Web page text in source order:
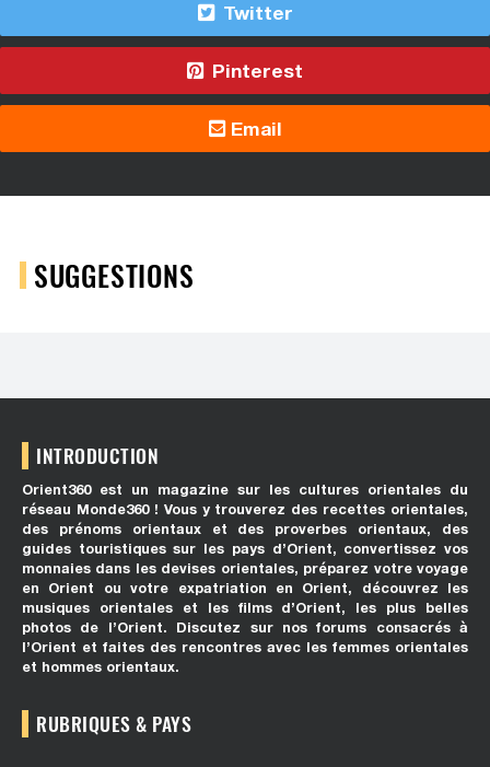
Twitter
Pinterest
Email
SUGGESTIONS
INTRODUCTION
Orient360 est un magazine sur les cultures orientales du
réseau Monde360 ! Vous y trouverez des recettes orientales,
des prénoms orientaux et des proverbes orientaux, des
guides touristiques sur les pays d’Orient, convertissez vos
monnaies dans les devises orientales, préparez votre voyage
en Orient ou votre expatriation en Orient, découvrez les
musiques orientales et les films d’Orient, les plus belles
photos de l’Orient. Discutez sur nos forums consacrés à
l’Orient et faites des rencontres avec les femmes orientales
et hommes orientaux.
RUBRIQUES & PAYS